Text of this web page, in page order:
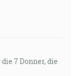
7 Donner, die